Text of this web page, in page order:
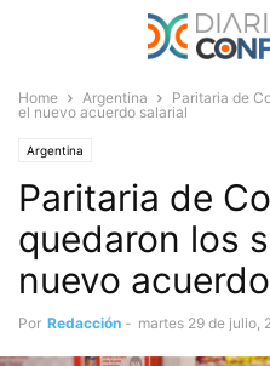
Home Argentina
Paritaria de
el nuevo acuerdo salarial
Argentina
Paritaria de
quedaron los
nuevo
Por Redacción - martes 29 de julio,